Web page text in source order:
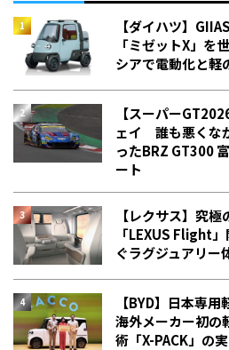
【ダイハツ】
「ミゼットX」
シアで電動化と軽
【スーパー
ェイ 誰も悪くな
った――BRZ
ート
【レクサス】究
「LEXUS Flight
ぐラグジュアリー
【BYD】日本専
海外メーカー初の
術「X-PACK」の